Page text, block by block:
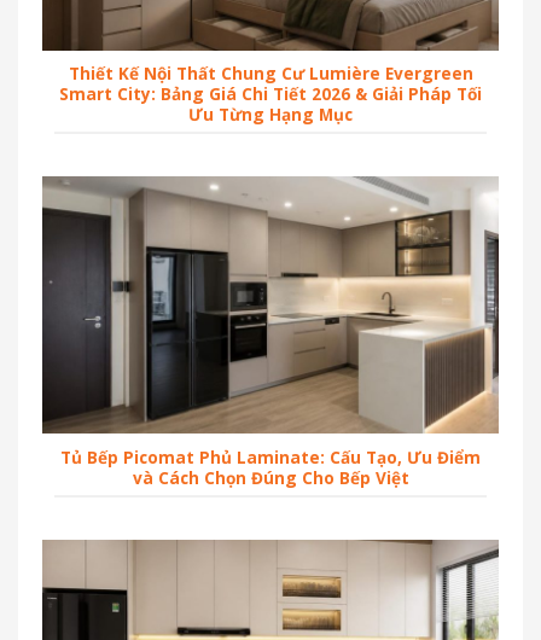
Thiết Kế Nội Thất Chung Cư Lumière Evergreen
Smart City: Bảng Giá Chi Tiết 2026 & Giải Pháp Tối
Ưu Từng Hạng Mục
Tủ Bếp Picomat Phủ Laminate: Cấu Tạo, Ưu Điểm
và Cách Chọn Đúng Cho Bếp Việt